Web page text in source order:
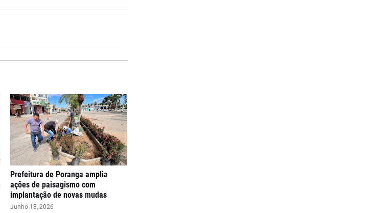
Prefeitura de Poranga amplia
ações de paisagismo com
implantação de novas mudas
Junho 18, 2026